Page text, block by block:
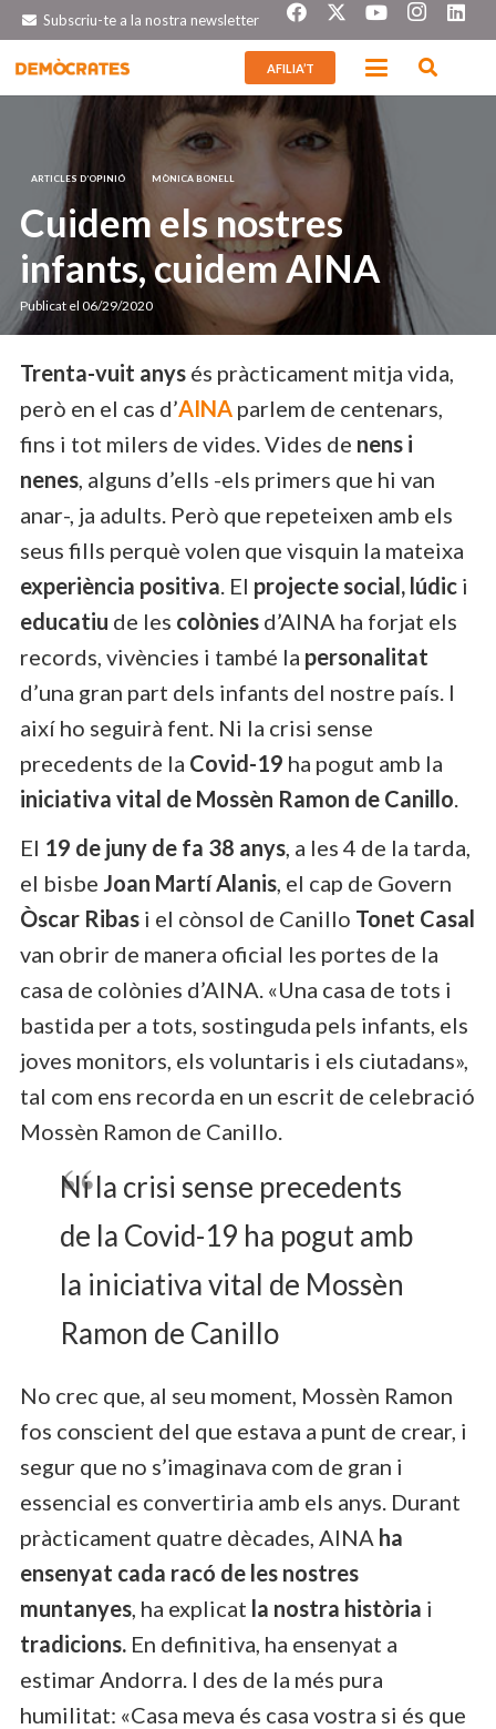
Subscriu-te a la nostra newsletter
AFILIA’T
ARTICLES D’OPINIÓ MÒNICA BONELL
Cuidem els nostres
infants, cuidem AINA
Publicat el 06/29/2020
Trenta-vuit anys és pràcticament mitja vida,
però en el cas d’AINA parlem de centenars,
fins i tot milers de vides. Vides de nens i
nenes, alguns d’ells -els primers que hi van
anar-, ja adults. Però que repeteixen amb els
seus fills perquè volen que visquin la mateixa
experiència positiva. El projecte social, lúdic i
educatiu de les colònies d’AINA ha forjat els
records, vivències i també la personalitat
d’una gran part dels infants del nostre país. I
així ho seguirà fent. Ni la crisi sense
precedents de la Covid-19 ha pogut amb la
iniciativa vital de Mossèn Ramon de Canillo.
El 19 de juny de fa 38 anys, a les 4 de la tarda,
el bisbe Joan Martí Alanis, el cap de Govern
Òscar Ribas i el cònsol de Canillo Tonet Casal
van obrir de manera oficial les portes de la
casa de colònies d’AINA. «Una casa de tots i
bastida per a tots, sostinguda pels infants, els
joves monitors, els voluntaris i els ciutadans»,
tal com ens recorda en un escrit de celebració
Mossèn Ramon de Canillo.
Ni la crisi sense precedents
de la Covid-19 ha pogut amb
la iniciativa vital de Mossèn
Ramon de Canillo
No crec que, al seu moment, Mossèn Ramon
fos conscient del que estava a punt de crear, i
segur que no s’imaginava com de gran i
essencial es convertiria amb els anys. Durant
pràcticament quatre dècades, AINA ha
ensenyat cada racó de les nostres
muntanyes, ha explicat la nostra història i
tradicions. En definitiva, ha ensenyat a
estimar Andorra. I des de la més pura
humilitat: «Casa meva és casa vostra si és que